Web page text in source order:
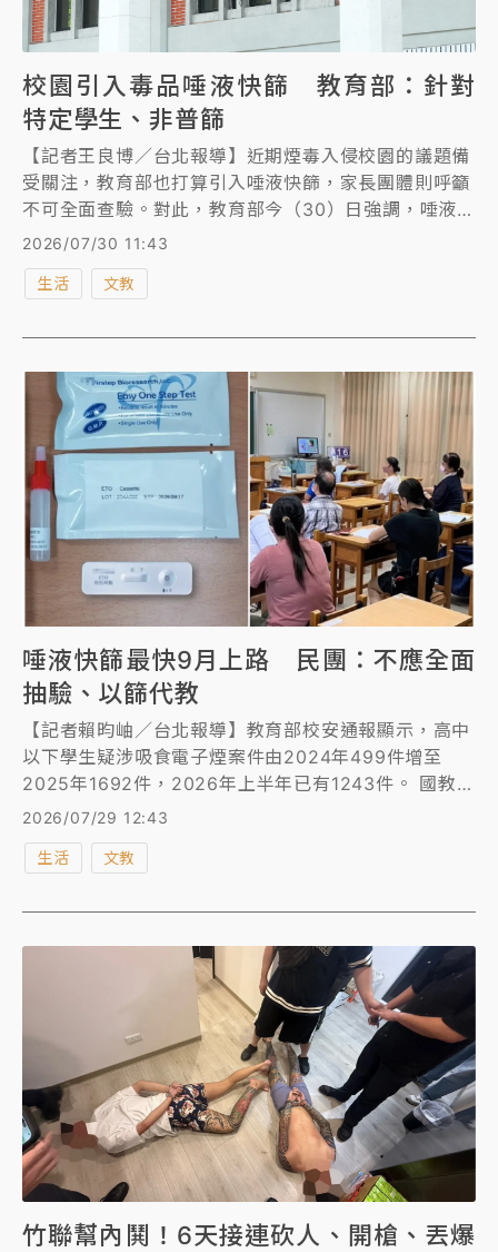
校園引入毒品唾液快篩 教育部：針對
特定學生、非普篩
【記者王良博／台北報導】近期煙毒入侵校園的議題備
受關注，教育部也打算引入唾液快篩，家長團體則呼籲
不可全面查驗。對此，教育部今（30）日強調，唾液快
篩從未規劃普篩，不會對全校學生進行全面採驗，只會
品等5類特定個案，一般學生不是篩檢對象。
2026/07/30 11:43
生活 文教
唾液快篩最快9月上路 民團：不應全面
抽驗、以篩代教
【記者賴昀岫／台北報導】教育部校安通報顯示，高中
以下學生疑涉吸食電子煙案件由2024年499件增至
2025年1692件，2026年上半年已有1243件。 國教盟
對校園毒品防制提出四項訴求，包括行政院於一周內指
定跨部會統合窗口、教育部於開學前訂出相關指引與規
範，衛福部補足未成年人醫療、戒除及家庭支持等。
2026/07/29 12:43
生活 文教
竹聯幫內鬨！6天接連砍人、開槍、丟爆